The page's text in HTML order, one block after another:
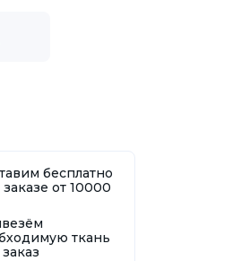
бесплатно
от 10000
ткань